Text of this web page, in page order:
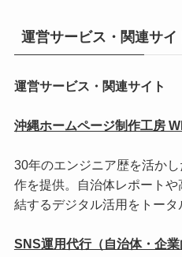
運営サービス・関連サイ
運営サービス・関連サイト
沖縄ホームページ制作工房
30年のエンジニア歴を活か
作を提供。自治体レポート
結するデジタル活用をトータ
SNS運用代行（自治体・企業